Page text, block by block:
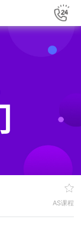
AS课程